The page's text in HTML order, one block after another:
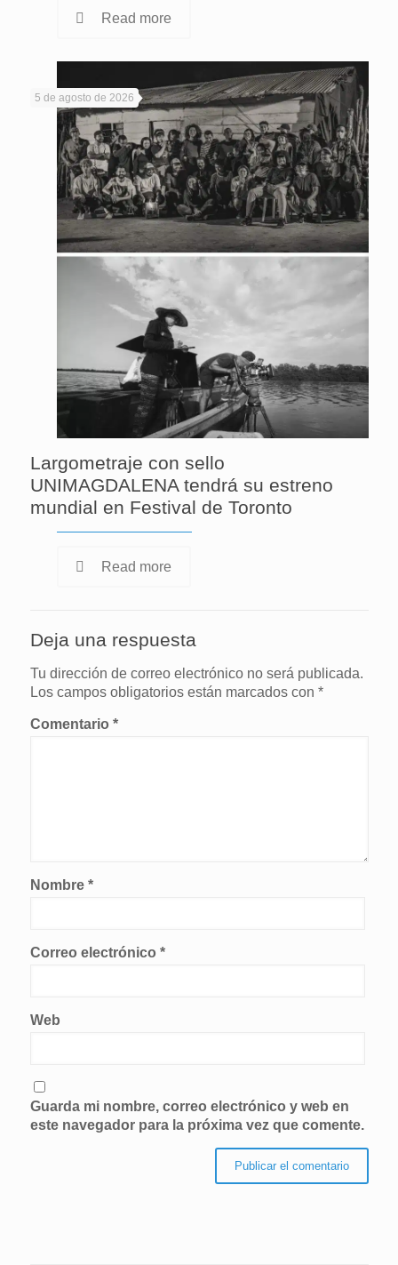
Read more
5 de agosto de 2026
Largometraje con sello
UNIMAGDALENA tendrá su estreno
mundial en Festival de Toronto
Read more
Deja una respuesta
Tu dirección de correo electrónico no será publicada.
Los campos obligatorios están marcados con *
Comentario *
Nombre *
Correo electrónico *
Web
Guarda mi nombre, correo electrónico y web en
este navegador para la próxima vez que comente.